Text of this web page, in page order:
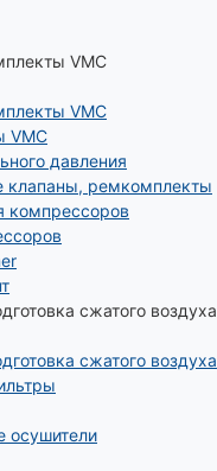
VMC
VMC
VMC
давления
клапаны, ремкомплекты
компрессоров
сжатого воздуха
сжатого воздуха
осушители